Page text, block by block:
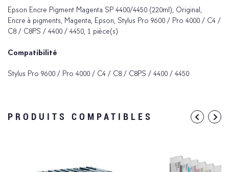
Epson Encre Pigment Magenta SP 4400/4450 (220ml), Original,
Encre à pigments, Magenta, Epson, Stylus Pro 9600 / Pro 4000 / C4 /
C8 / C8PS / 4400 / 4450, 1 pièce(s)
Compatibilité
Stylus Pro 9600 / Pro 4000 / C4 / C8 / C8PS / 4400 / 4450
PRODUITS COMPATIBLES